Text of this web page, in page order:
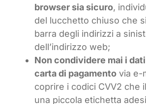
browser sia sicuro,
del lucchetto chiuso che
barra degli indirizzi a
dell’indirizzo web;
Non condividere mai i
carta di pagamento via e-
coprire i codici CVV2 che
una piccola etichetta